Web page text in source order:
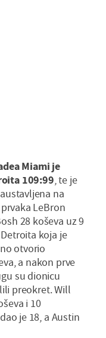
Miami je
109:99, te je
na
LeBron
28 koševa uz 9
koja je
otvorio
a nakon prve
su dionicu
preokret. Will
i 10
je 18, a Austin